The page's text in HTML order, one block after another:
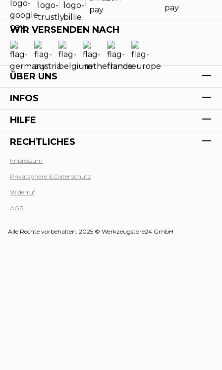
WIR VERSENDEN NACH
ÜBER UNS
INFOS
HILFE
RECHTLICHES
Impressum
Privatsphäre & Datenschutz
Widerruf
AGB
Alle Rechte vorbehalten. 2025 © Werkzeugstore24 GmbH